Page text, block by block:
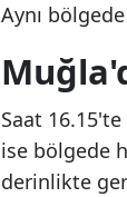
Aynı
Saat
ise bölgede
derinlikte